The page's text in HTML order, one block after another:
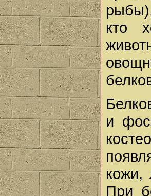
кто
и
кожи,
При